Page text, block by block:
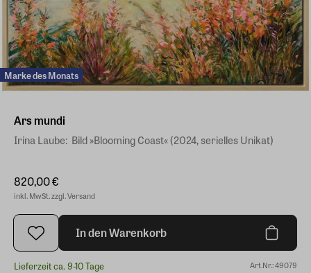
Marke des Monats
Ars mundi
Irina Laube: ​ Bild »Blooming Coast« (2024, serielles Unikat)
820,00 €
inkl. MwSt. zzgl. Versand
In den Warenkorb
Lieferzeit ca. 9-10 Tage Art.Nr.: 49079